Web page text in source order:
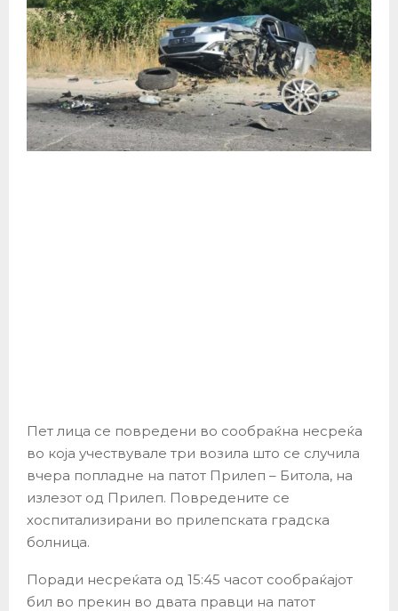
Пет лица се повредени во сообраќна несреќа
во која учествувале три возила што се случила
вчера попладне на патот Прилеп – Битола, на
излезот од Прилеп. Повредените се
хоспитализирани во прилепската градска
болница.
Поради несреќата од 15:45 часот сообраќајот
бил во прекин во двата правци на патот